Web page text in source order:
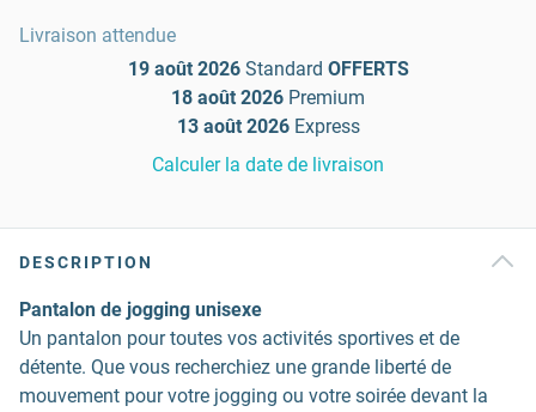
Livraison attendue
19 août 2026 Standard OFFERTS
18 août 2026 Premium
13 août 2026 Express
Calculer la date de livraison
DESCRIPTION
Pantalon de jogging unisexe
Un pantalon pour toutes vos activités sportives et de
détente. Que vous recherchiez une grande liberté de
mouvement pour votre jogging ou votre soirée devant la